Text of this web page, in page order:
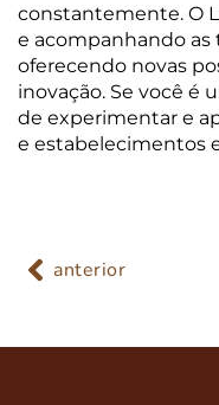
constantemente. O
e acompanhando
oferecendo novas
inovação. Se você é
de experimentar e
e estabelecimentos
anterior